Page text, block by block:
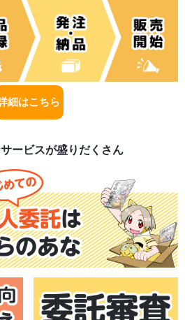
細はこちら
ービスが盛りだくさん